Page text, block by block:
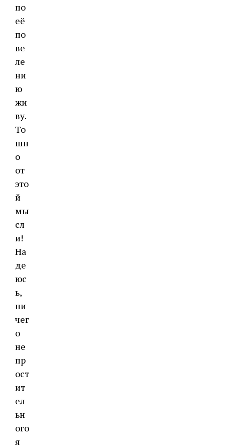
по
её
по
ве
ле
ни
ю
жи
ву.
То
шн
о
от
это
й
мы
сл
и!
На
де
юс
ь,
ни
чег
о
не
пр
ост
ит
ел
ьн
ого
я